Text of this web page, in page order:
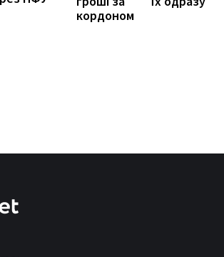
кордоном